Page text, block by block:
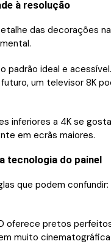
à resolução
das decorações
padrão ideal e
um televisor 8K
inferiores a 4K se
em ecrãs maiores.
tecnologia do painel
que podem confundir:
oferece pretos
muito